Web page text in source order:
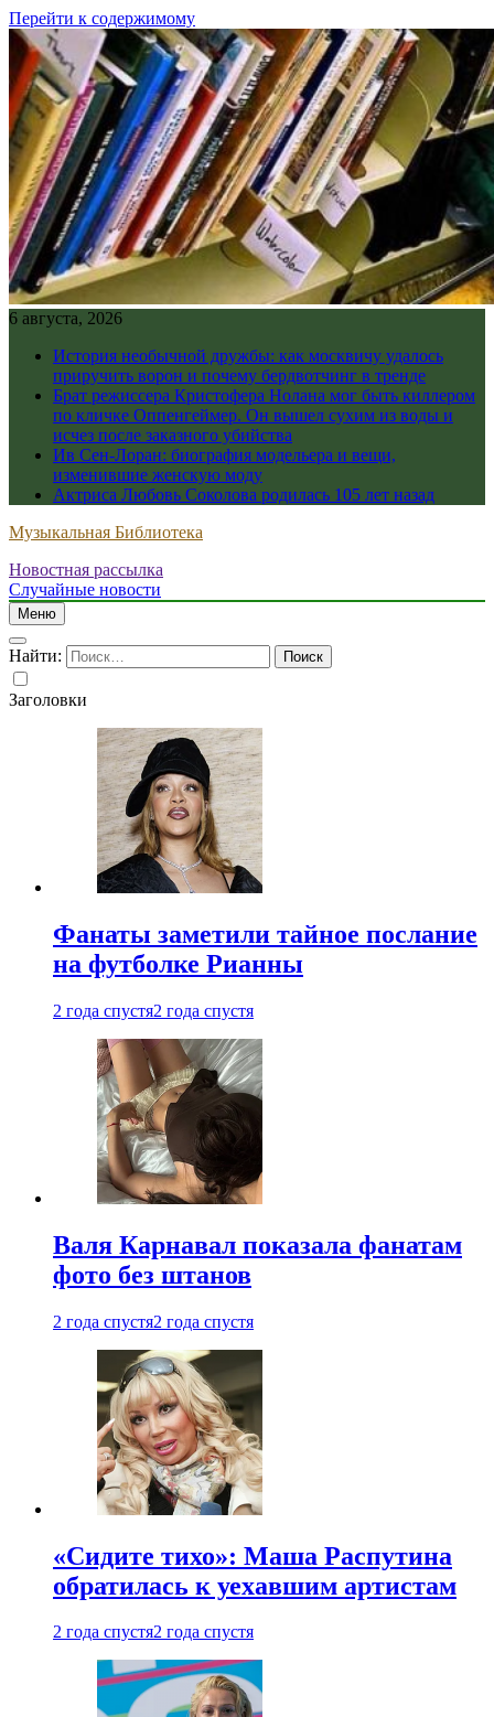
Перейти к содержимому
6 августа, 2026
История необычной дружбы: как москвичу удалось
приручить ворон и почему бердвотчинг в тренде
Брат режиссера Кристофера Нолана мог быть киллером
по кличке Оппенгеймер. Он вышел сухим из воды и
исчез после заказного убийства
Ив Сен-Лоран: биография модельера и вещи,
изменившие женскую моду
Актриса Любовь Соколова родилась 105 лет назад
Музыкальная Библиотека
Новостная рассылка
Случайные новости
Меню
Найти:
Заголовки
Фанаты заметили тайное послание
на футболке Рианны
2 года спустя2 года спустя
Валя Карнавал показала фанатам
фото без штанов
2 года спустя2 года спустя
«Сидите тихо»: Маша Распутина
обратилась к уехавшим артистам
2 года спустя2 года спустя